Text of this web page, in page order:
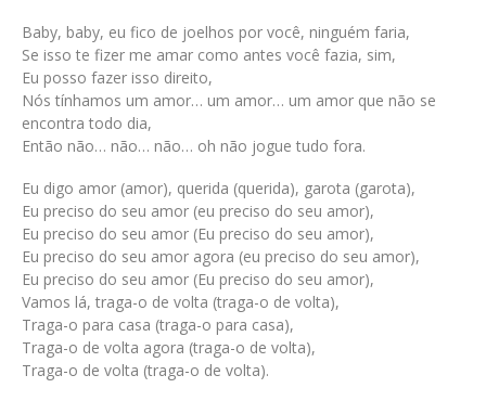
Baby, baby, eu fico de joelhos por você, ninguém faria,
Se isso te fizer me amar como antes você fazia, sim,
Eu posso fazer isso direito,
Nós tínhamos um amor… um amor… um amor que não se
encontra todo dia,
Então não… não… não… oh não jogue tudo fora.
Eu digo amor (amor), querida (querida), garota (garota),
Eu preciso do seu amor (eu preciso do seu amor),
Eu preciso do seu amor (Eu preciso do seu amor),
Eu preciso do seu amor agora (eu preciso do seu amor),
Eu preciso do seu amor (Eu preciso do seu amor),
Vamos lá, traga-o de volta (traga-o de volta),
Traga-o para casa (traga-o para casa),
Traga-o de volta agora (traga-o de volta),
Traga-o de volta (traga-o de volta).